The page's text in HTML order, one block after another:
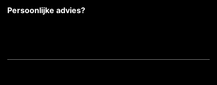
Persoonlijke advies?